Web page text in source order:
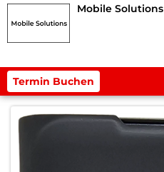
Mobile Solutions
Termin Buchen